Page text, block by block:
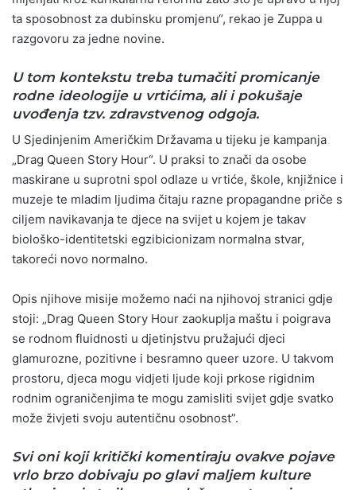
ta sposobnost za dubinsku promjenu“, rekao je Zuppa u
razgovoru za jedne novine.
U tom kontekstu treba tumačiti promicanje
rodne ideologije u vrtićima, ali i pokušaje
uvođenja tzv. zdravstvenog odgoja.
U Sjedinjenim Američkim Državama u tijeku je kampanja
„Drag Queen Story Hour“. U praksi to znači da osobe
maskirane u suprotni spol odlaze u vrtiće, škole, knjižnice i
muzeje te mladim ljudima čitaju razne propagandne priče s
ciljem navikavanja te djece na svijet u kojem je takav
biološko-identitetski egzibicionizam normalna stvar,
takoreći novo normalno.
Opis njihove misije možemo naći na njihovoj stranici gdje
stoji: „Drag Queen Story Hour zaokuplja maštu i poigrava
se rodnom fluidnosti u djetinjstvu pružajući djeci
glamurozne, pozitivne i besramno queer uzore. U takvom
prostoru, djeca mogu vidjeti ljude koji prkose rigidnim
rodnim ograničenjima te mogu zamisliti svijet gdje svatko
može živjeti svoju autentičnu osobnost”.
Svi oni koji kritički komentiraju ovakve pojave
vrlo brzo dobivaju po glavi maljem kulture